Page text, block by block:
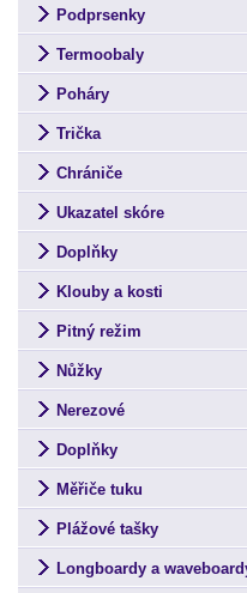
Podprsenky
Termoobaly
Poháry
Trička
Chrániče
Ukazatel skóre
Doplňky
Klouby a kosti
Pitný režim
Nůžky
Nerezové
Doplňky
Měřiče tuku
Plážové tašky
Longboardy a